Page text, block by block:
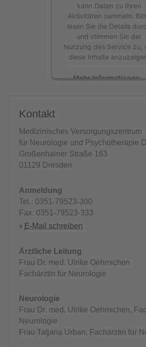
kann Daten zu Ihren
Aktivitäten sammeln.
lesen Sie die Details
und stimmen Sie der
Nutzung des Service zu,
diese Inhalte
Mehr Informationen
Usercentrics Consent
Management Platform
Kontakt
Medizinisches Versorgungszentrum
für Neurologie und Psychotherapie
Großenhainer Straße 163
01129 Dresden
Anmeldung
Tel.: 0351-79523-300
Fax: 0351-79523-333
E-Mail schreiben
Ärztliche Leitung
Frau Dr. med. Ulrike Oehmichen
Fachärztin für Neurologie
Neurologie
Frau Dr. med. Ulrike Oehmichen,
Neurologie
Frau Tatjana Urban, Fachärztin für